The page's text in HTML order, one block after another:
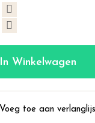
In Winkelwagen
Voeg toe aan